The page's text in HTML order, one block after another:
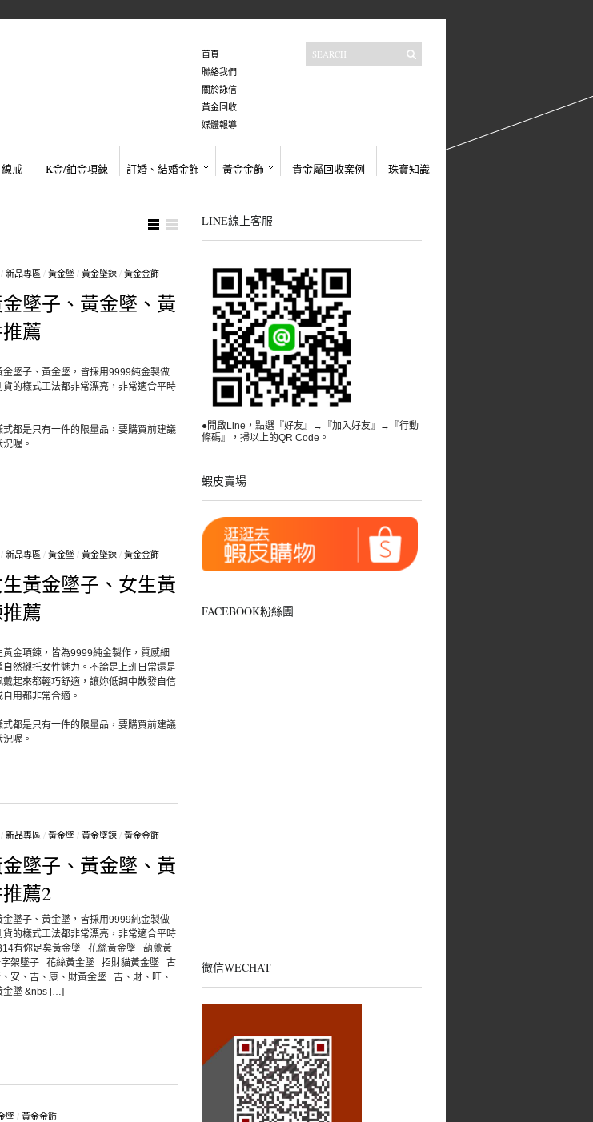
首頁
聯絡我們
關於詠信
黃金回收
媒體報導
線戒 K金/鉑金項鍊 訂婚、結婚金飾 黃金金飾 貴金屬回收案例 珠寶知識
新品專區 / 黃金墜/ 黃金墜鍊/ 黃金金飾
墜子、黃金墜、黃
薦
金墜子、黃金墜，皆採用9999純金製做
貨的樣式工法都非常漂亮，非常適合平時
都是只有一件的限量品，要購買前建議
喔。
新品專區 / 黃金墜/ 黃金墜鍊/ 黃金金飾
黃金墜子、女生黃
薦
黃金項鍊，皆為9999純金製作，質感細
自然襯托女性魅力。不論是上班日常還是
戴起來都輕巧舒適，讓妳低調中散發自信
用都非常合適。
都是只有一件的限量品，要購買前建議
喔。
新品專區 / 黃金墜/ 黃金墜鍊/ 黃金金飾
墜子、黃金墜、黃
薦2
金墜子、黃金墜，皆採用9999純金製做
貨的樣式工法都非常漂亮，非常適合平時
有你足矣黃金墜 花絲黃金墜 葫蘆黃
架墜子 花絲黃金墜 招財貓黃金墜 古
安、吉、康、財黃金墜 吉、財、旺、
金墜 &nbs […]
墜/ 黃金金飾
LINE線上客服
●開啟Line，點選『好友』→『加入好友』→『行動
條碼』，掃以上的QR Code。
蝦皮賣場
FACEBOOK粉絲團
微信WECHAT